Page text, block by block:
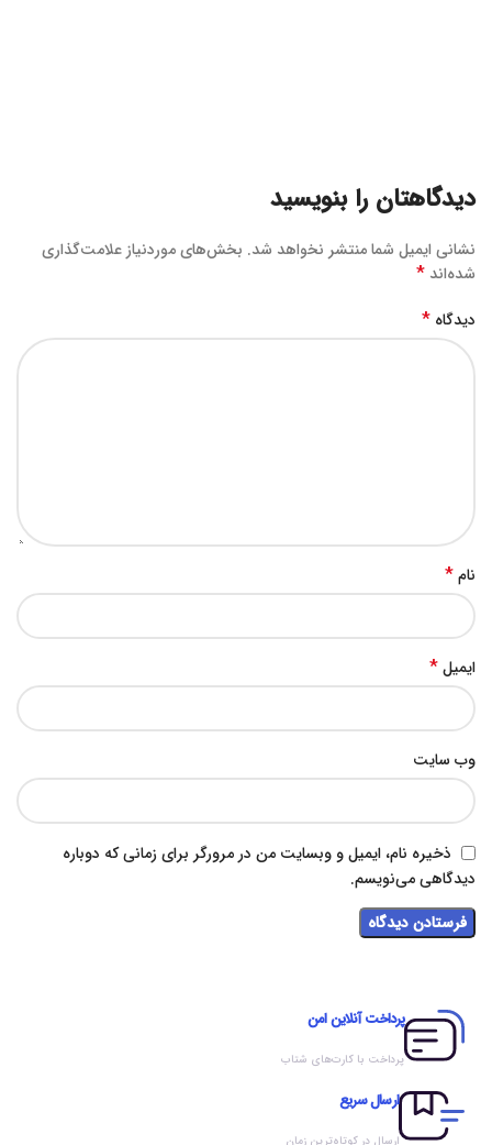
دیدگاهتان را بنویسید
نشانی ایمیل شما منتشر نخواهد شد. بخش‌های موردنیاز علامت‌گذاری
شده‌اند *
دیدگاه *
نام*
ایمیل*
وب‌ سایت
ذخیره نام، ایمیل و وبسایت من در مرورگر برای زمانی که دوباره
دیدگاهی می‌نویسم.
پرداخت آنلاین امن
پرداخت با کارت‌های شتاب
ارسال سریع
ارسال در کوتاه‌ترین زمان